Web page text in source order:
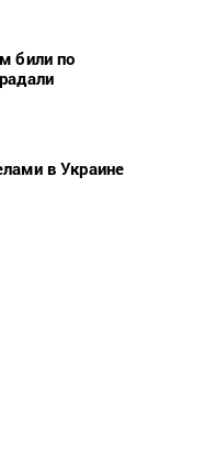
били по
в Украине